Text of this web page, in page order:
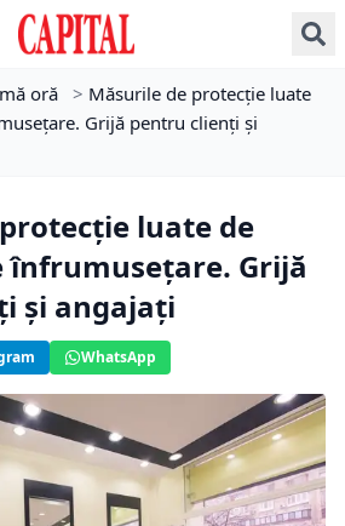
oră > Măsurile de protecție luate
Grijă pentru clienți și
luate de
înfrumusețare. Grijă
și angajați
WhatsApp